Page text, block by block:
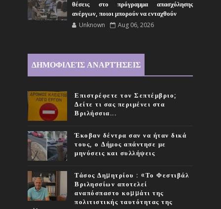
θέσεις στο πρόγραμμα απασχόλησης
ανέργων, ποιοι μπορούν να ενταχθούν
Unknown Aug 06, 2026
ΔΗΜΟΦΙΛΕΊΣ ΑΝΑΡΤΉΣΕΙΣ
Επιστρέφετε τον Σεπτέμβριο;
Δείτε τι σας περιμένει στα
Βριλήσσια...
Έκοβαν δέντρα σαν να ήταν δικά
τους, ο Δήμος απάντησε με
μηνύσεις και συλλήψεις
Τάσος Δηµητρίου : «Το Φεστιβάλ
Βριλησσίων αποτελεί
αναπόσπαστο κοµµάτι της
πολιτιστικής ταυτότητας της